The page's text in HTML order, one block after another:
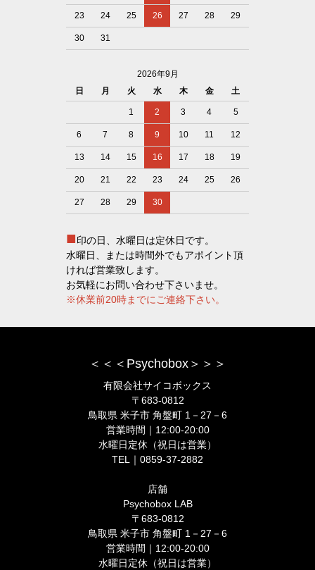
23 24 25 26 27 28 29
30 31
2026年9月
日
月 火 水 木 金 土
1 2 3 4 5
6 7 8 9 10 11 12
13 14 15 16 17 18 19
20 21 22 23 24 25 26
27 28 29 30
■印の日、水曜日は定休日です。
水曜日、または時間外でもアポイント頂
ければ営業致します。
お気軽にお問い合わせ下さいませ。
※休業前20時までにご連絡下さい。
＜＜＜Psychobox＞＞＞
有限会社サイコボックス
〒683-0812
鳥取県 米子市 角盤町 1－27－6
営業時間｜12:00-20:00
水曜日定休（祝日は営業）
TEL｜0859-37-2882
店舗
Psychobox LAB
〒683-0812
鳥取県 米子市 角盤町 1－27－6
営業時間｜12:00-20:00
水曜日定休（祝日は営業）